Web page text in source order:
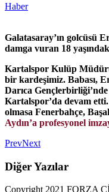
Haber
Galatasaray’ın golcüsü
damga vuran 18
Kartalspor Kulüp
bir kardeşimiz. Babası,
Darıca
Kartalspor’da devam
olmasa Fenerbahçe,
Aydın’a profesyonel
PrevNext
Diğer Yazılar
Copyright 2021 FORZA